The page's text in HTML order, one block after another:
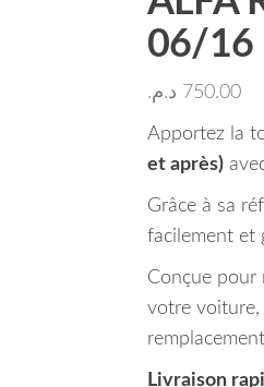
06/16
750.00 د.م.
Apportez la
et après)
Grâce à sa
facilement et
Conçue pour
votre voiture,
Livraison